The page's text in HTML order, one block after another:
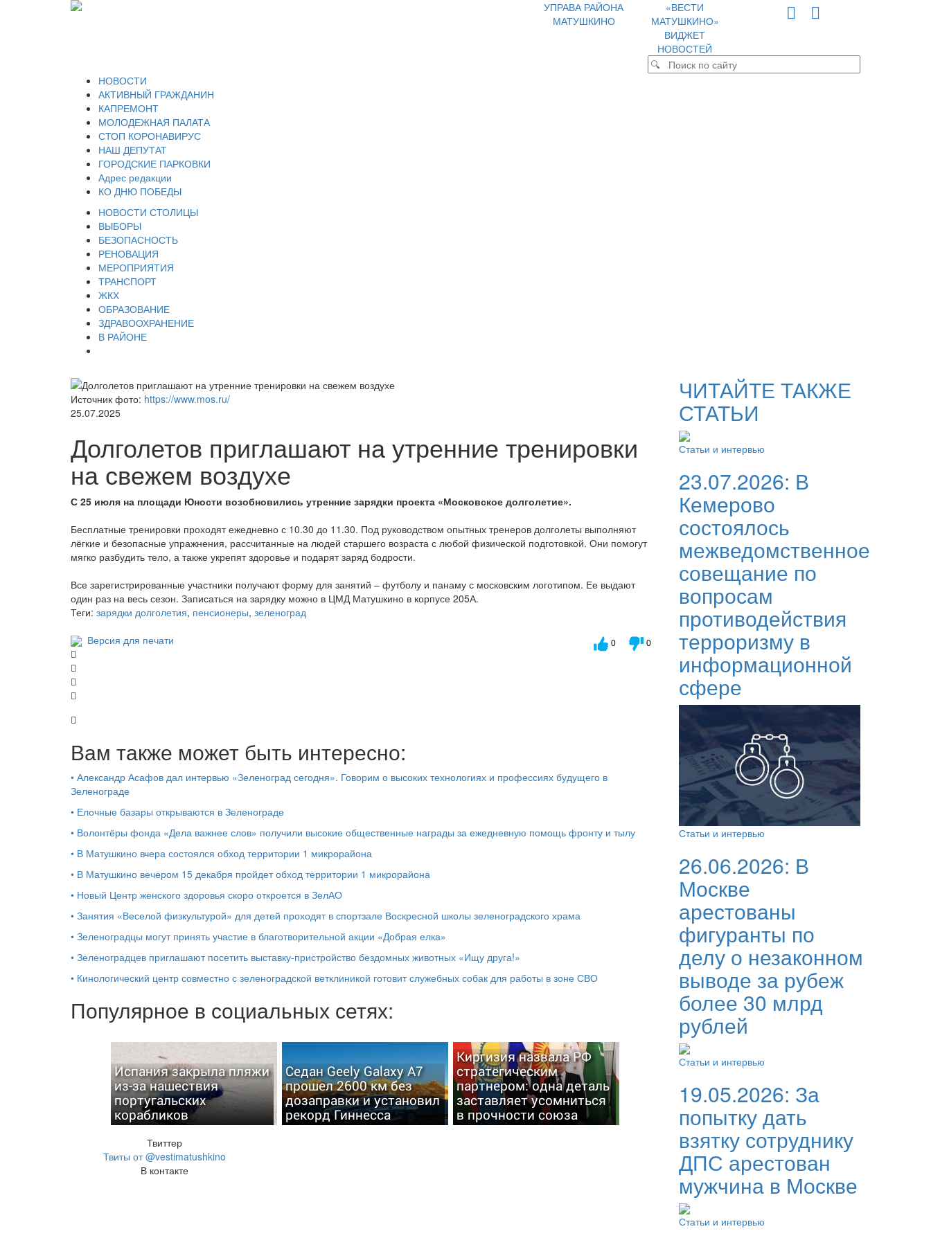
УПРАВА РАЙОНА
МАТУШКИНО
«ВЕСТИ
МАТУШКИНО»
ВИДЖЕТ
НОВОСТЕЙ
НОВОСТИ
АКТИВНЫЙ ГРАЖДАНИН
КАПРЕМОНТ
МОЛОДЕЖНАЯ ПАЛАТА
СТОП КОРОНАВИРУС
НАШ ДЕПУТАТ
ГОРОДСКИЕ ПАРКОВКИ
Адрес редакции
КО ДНЮ ПОБЕДЫ
НОВОСТИ СТОЛИЦЫ
ВЫБОРЫ
БЕЗОПАСНОСТЬ
РЕНОВАЦИЯ
МЕРОПРИЯТИЯ
ТРАНСПОРТ
ЖКХ
ОБРАЗОВАНИЕ
ЗДРАВООХРАНЕНИЕ
В РАЙОНЕ
Источник фото: https://www.mos.ru/
25.07.2025
Долголетов приглашают на утренние тренировки
на свежем воздухе
С 25 июля на площади Юности возобновились утренние зарядки проекта «Московское долголетие».
Бесплатные тренировки проходят ежедневно с 10.30 до 11.30. Под руководством опытных тренеров долголеты выполняют
лёгкие и безопасные упражнения, рассчитанные на людей старшего возраста с любой физической подготовкой. Они помогут
мягко разбудить тело, а также укрепят здоровье и подарят заряд бодрости.
Все зарегистрированные участники получают форму для занятий – футболу и панаму с московским логотипом. Ее выдают
один раз на весь сезон. Записаться на зарядку можно в ЦМД Матушкино в корпусе 205А.
Теги: зарядки долголетия, пенсионеры, зеленоград
Версия для печати
0 0
Вам также может быть интересно:
• Александр Асафов дал интервью «Зеленоград сегодня». Говорим о высоких технологиях и профессиях будущего в
Зеленограде
• Елочные базары открываются в Зеленограде
• Волонтёры фонда «Дела важнее слов» получили высокие общественные награды за ежедневную помощь фронту и тылу
• В Матушкино вчера состоялся обход территории 1 микрорайона
• В Матушкино вечером 15 декабря пройдет обход территории 1 микрорайона
• Новый Центр женского здоровья скоро откроется в ЗелАО
• Занятия «Веселой физкультурой» для детей проходят в спортзале Воскресной школы зеленоградского храма
• Зеленоградцы могут принять участие в благотворительной акции «Добрая елка»
• Зеленоградцев приглашают посетить выставку-пристройство бездомных животных «Ищу друга!»
• Кинологический центр совместно с зеленоградской ветклиникой готовит служебных собак для работы в зоне СВО
Популярное в социальных сетях:
Испания закрыла пляжи
из-за нашествия
португальских
корабликов
Седан Geely Galaxy A7
прошел 2600 км без
дозаправки и установил
рекорд Гиннесса
Киргизия назвала РФ
стратегическим
партнером: одна деталь
заставляет усомниться
в прочности союза
Твиттер
Твиты от @vestimatushkino
В контакте
ЧИТАЙТЕ ТАКЖЕ
СТАТЬИ
Статьи и интервью
23.07.2026: В
Кемерово
состоялось
межведомственное
совещание по
вопросам
противодействия
терроризму в
информационной
сфере
Статьи и интервью
26.06.2026: В
Москве
арестованы
фигуранты по
делу о незаконном
выводе за рубеж
более 30 млрд
рублей
Статьи и интервью
19.05.2026: За
попытку дать
взятку сотруднику
ДПС арестован
мужчина в Москве
Статьи и интервью